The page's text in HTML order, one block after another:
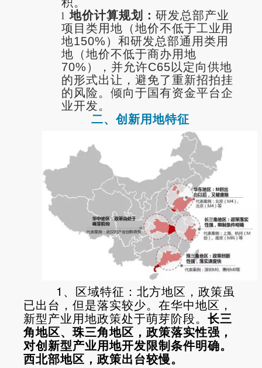
l 地价计算规划： 研发总部产业
项目类用地（地价不低于工业用
地150%）和研发总部通用类用
地（地价不低于商办用地
70%），并允许C65以定向供地
的形式出让，避免了重新招拍挂
的风险。倾向于国有资金平台企
业开发。
二、创新用地特征
1、区域特征：北方地区，政策虽
已出台，但是落实较少。在华中地区，
新型产业用地政策处于萌芽阶段。 长三
角地区、珠三角地区，政策落实性强，
对创新型产业用地开发限制条件明确。
西北部地区，政策出台较慢。